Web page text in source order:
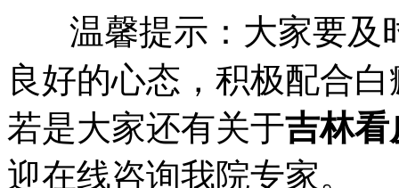
温馨提示：大家要及
良好的心态，积极配合
若是大家还有关于吉林看
迎在线咨询我院专家。